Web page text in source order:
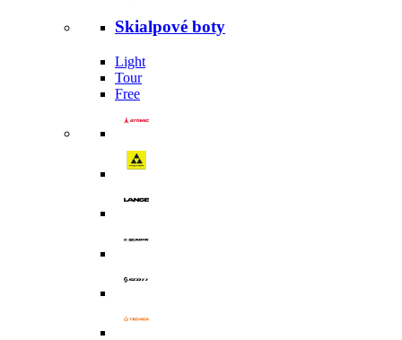
Skialpové boty
Light
Tour
Free